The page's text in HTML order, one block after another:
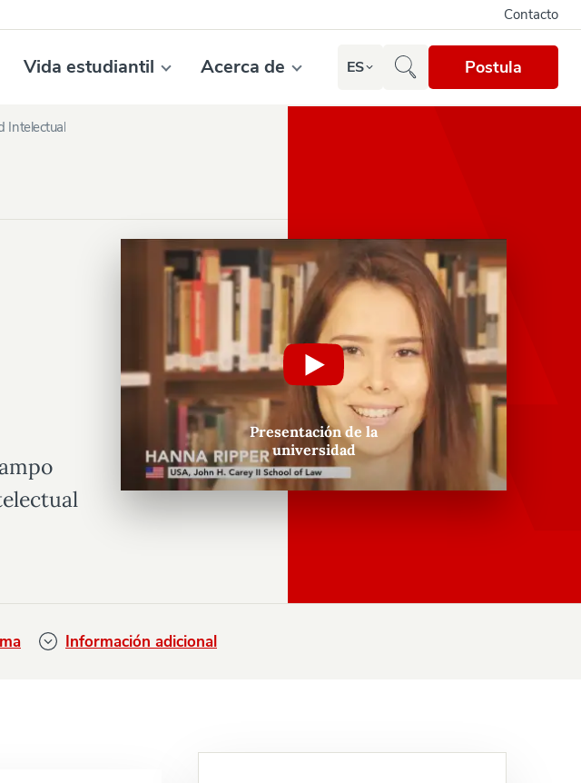
Vida estudiantil Acerca de ES Postula
Contacto
Intelectual
Presentación de la
universidad
Información adicional